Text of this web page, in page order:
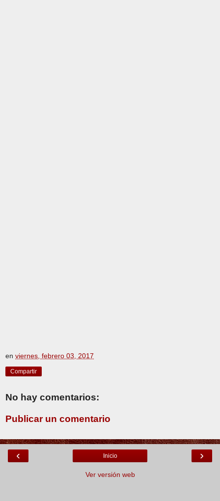
en viernes, febrero 03, 2017
Compartir
No hay comentarios:
Publicar un comentario
‹ ›
Inicio
Ver versión web